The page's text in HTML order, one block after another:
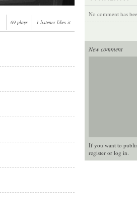
No comment has
New comment
If you want to
register or log in.
69 plays 1 listener likes it